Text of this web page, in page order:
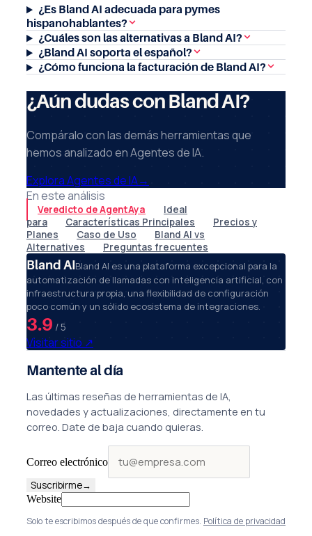
¿Es Bland AI adecuada para pymes
hispanohablantes?
¿Cuáles son las alternativas a Bland AI?
¿Bland AI soporta el español?
¿Cómo funciona la facturación de Bland AI?
¿Aún dudas con Bland AI?
Compáralo con las demás herramientas que
hemos analizado en Agentes de IA.
Explora Agentes de IA→
En este análisis
Veredicto de AgentAya
Ideal
para
Características Principales
Precios y
Planes
Caso de Uso
Bland AI vs
Alternatives
Preguntas frecuentes
Bland AIBland AI es una plataforma excepcional para la
automatización de llamadas con inteligencia artificial, con
infraestructura propia, una flexibilidad de configuración
poco común y un sólido ecosistema de integraciones.
3.9 / 5
Visitar sitio ↗
Mantente al día
Las últimas reseñas de herramientas de IA,
novedades y actualizaciones, directamente en tu
correo. Date de baja cuando quieras.
Correo electrónico
Suscribirme→
Website
Solo te escribimos después de que confirmes. Política de privacidad